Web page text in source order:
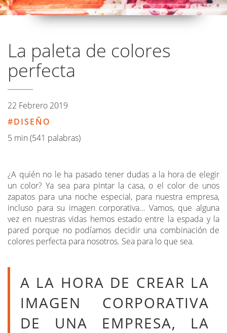
La paleta de colores
perfecta
22 Febrero 2019
DISEÑO
5 min (541 palabras)
¿A quién no le ha pasado tener dudas a la hora de elegir
un color? Ya sea para pintar la casa, o el color de unos
zapatos para una noche especial, para nuestra empresa,
incluso para su imagen corporativa… Vamos, que alguna
vez en nuestras vidas hemos estado entre la espada y la
pared porque no podíamos decidir una combinación de
colores perfecta para nosotros. Sea para lo que sea.
A LA HORA DE CREAR LA
IMAGEN CORPORATIVA
DE UNA EMPRESA, LA